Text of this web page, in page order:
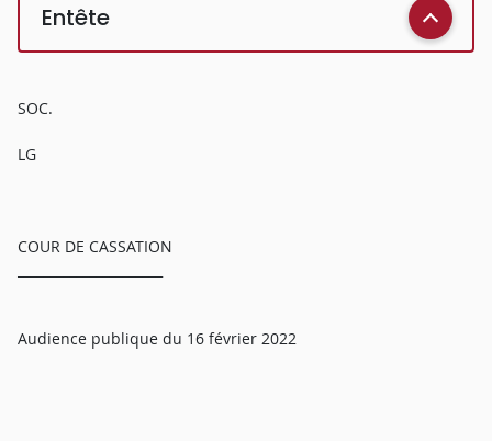
Entête
SOC.
LG
COUR DE CASSATION
Audience publique du 16 février 2022